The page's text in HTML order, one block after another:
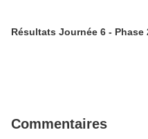
Résultats Journée 6 -
Commentaires